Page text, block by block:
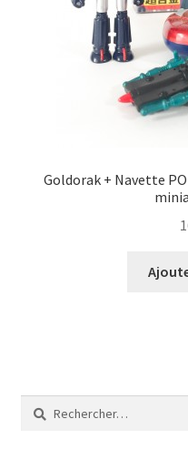
Goldorak + Navette
Rechercher :